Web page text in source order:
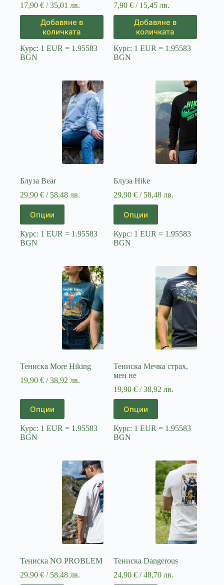
17,90 € / 35,01 лв.
Добавяне в
количката
Курс: 1 EUR = 1.95583
BGN
7,90€ / 15,45 лв.
Добавяне в
количката
Курс: 1 EUR = 1.95583
BGN
Блуза Bear
29,90 € / 58,48 лв.
Опции
This
product
has
multiple
variants.
Курс: 1 EUR = 1.95583
BGN
Блуза Hike
29,90€ / 58,48 лв.
Опции
This
product
has
multiple
variants.
Курс: 1 EUR = 1.95583
BGN
Тениска More Hiking
19,90 € / 38,92 лв.
Опции
This
product
has
multiple
variants.
Курс: 1 EUR = 1.95583
BGN
Тениска Мечка страх,
мен не
19,90€ / 38,92 лв.
Опции
This
product
has
multiple
variants.
Курс: 1 EUR = 1.95583
BGN
Тениска NO PROBLEM
29,90 € / 58,48 лв.
Тениска Dangerous
24,90€ / 48,70 лв.